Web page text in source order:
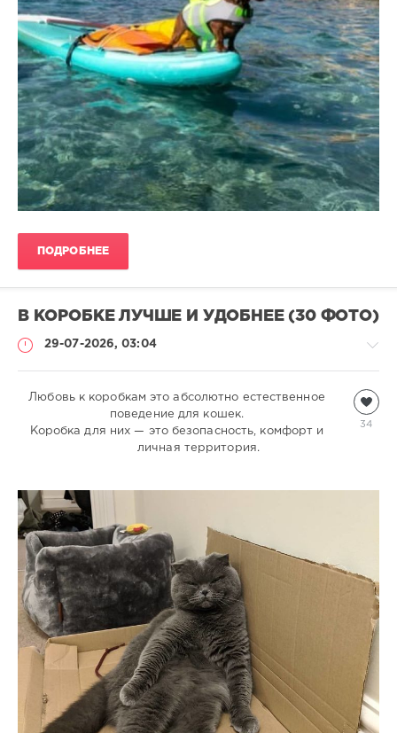
ПОДРОБНЕЕ
В КОРОБКЕ ЛУЧШЕ И УДОБНЕЕ (30 ФОТО)
29-07-2026, 03:04
Кошки
34
Любовь к коробкам это абсолютно естественное
поведение для кошек.
Коробка для них — это безопасность, комфорт и
личная территория.